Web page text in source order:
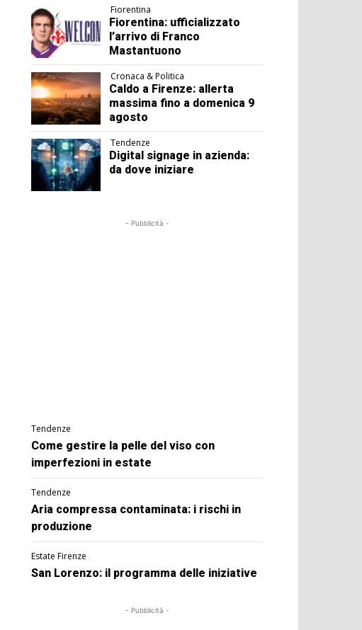
Fiorentina
Fiorentina: ufficializzato
l’arrivo di Franco
Mastantuono
Cronaca & Politica
Caldo a Firenze: allerta
massima fino a domenica 9
agosto
Tendenze
Digital signage in azienda:
da dove iniziare
- Pubblicità -
Tendenze
Come gestire la pelle del viso con
imperfezioni in estate
Tendenze
Aria compressa contaminata: i rischi in
produzione
Estate Firenze
San Lorenzo: il programma delle iniziative
- Pubblicità -